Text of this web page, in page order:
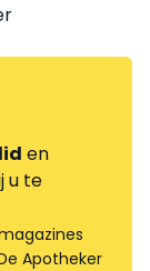
en
u te
Apotheker